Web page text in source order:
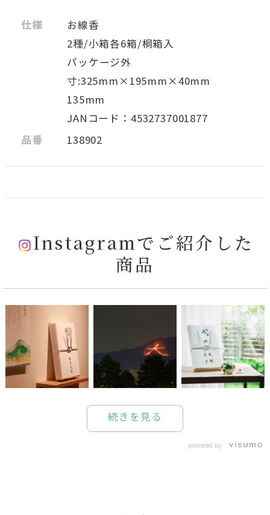
仕様
お線香
2種/小箱各6箱/桐箱入
パッケージ外
寸:325mm×195mm×40mm
135mm
JANコード：4532737001877
品番
138902
Instagramでご紹介した
商品
続きを見る
powered by